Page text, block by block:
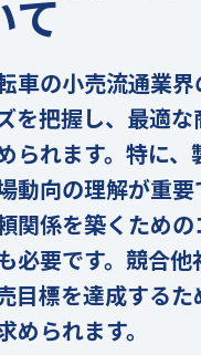
て
車の小売流通業界
を把握し、最適
られます。特に
動向の理解が重要
関係を築くため
必要です。競合
目標を達成する
められます。